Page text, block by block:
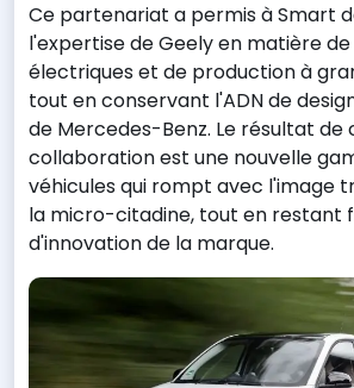
Ce partenariat a permis à Smart
l'expertise de Geely en matière
électriques et de production à
tout en conservant l'ADN de
de Mercedes-Benz. Le résultat de
collaboration est une nouvelle
véhicules qui rompt avec l'image
la micro-citadine, tout en restant
d'innovation de la marque.